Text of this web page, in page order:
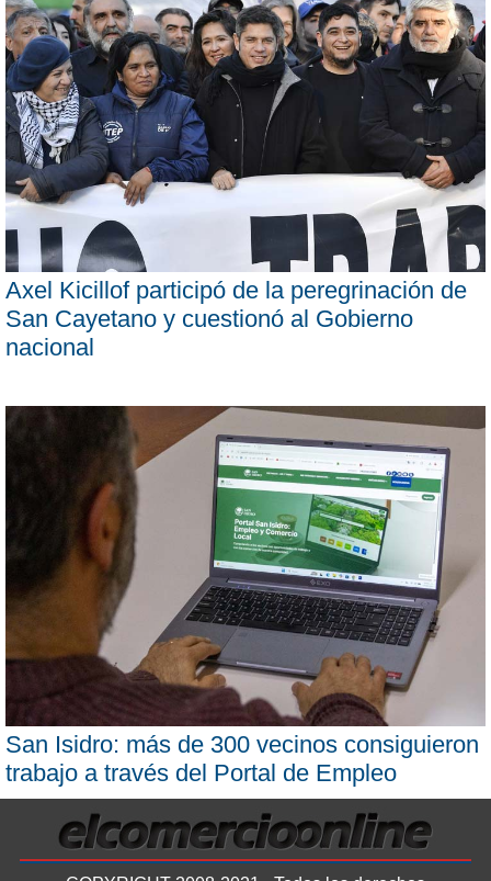
Axel Kicillof participó de la peregrinación de
San Cayetano y cuestionó al Gobierno
nacional
San Isidro: más de 300 vecinos consiguieron
trabajo a través del Portal de Empleo